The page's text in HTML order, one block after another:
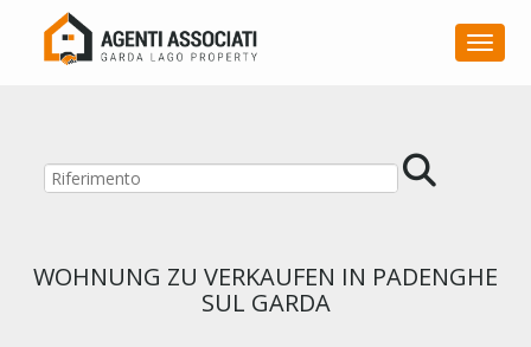
WOHNUNG ZU VERKAUFEN IN PADENGHE
SUL GARDA